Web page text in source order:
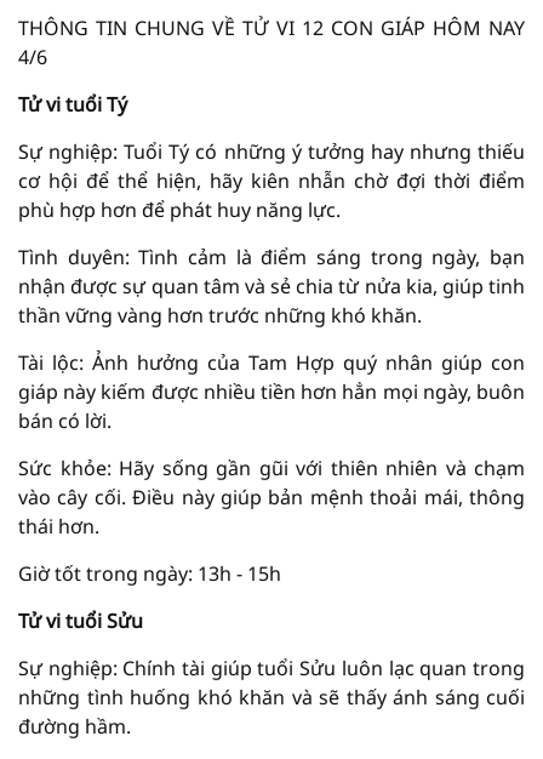
THÔNG TIN CHUNG VỀ TỬ VI 12 CON GIÁP HÔM NAY
4/6
Tử vi tuổi Tý
Sự nghiệp: Tuổi Tý có những ý tưởng hay nhưng thiếu
cơ hội để thể hiện, hãy kiên nhẫn chờ đợi thời điểm
phù hợp hơn để phát huy năng lực.
Tình duyên: Tình cảm là điểm sáng trong ngày, bạn
nhận được sự quan tâm và sẻ chia từ nửa kia, giúp tinh
thần vững vàng hơn trước những khó khăn.
Tài lộc: Ảnh hưởng của Tam Hợp quý nhân giúp con
giáp này kiếm được nhiều tiền hơn hẳn mọi ngày, buôn
bán có lời.
Sức khỏe: Hãy sống gần gũi với thiên nhiên và chạm
vào cây cối. Điều này giúp bản mệnh thoải mái, thông
thái hơn.
Giờ tốt trong ngày: 13h - 15h
Tử vi tuổi Sửu
Sự nghiệp: Chính tài giúp tuổi Sửu luôn lạc quan trong
những tình huống khó khăn và sẽ thấy ánh sáng cuối
đường hầm.